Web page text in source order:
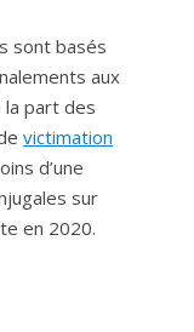
sont basés
aux
part des
victimation
d’une
sur
en 2020.